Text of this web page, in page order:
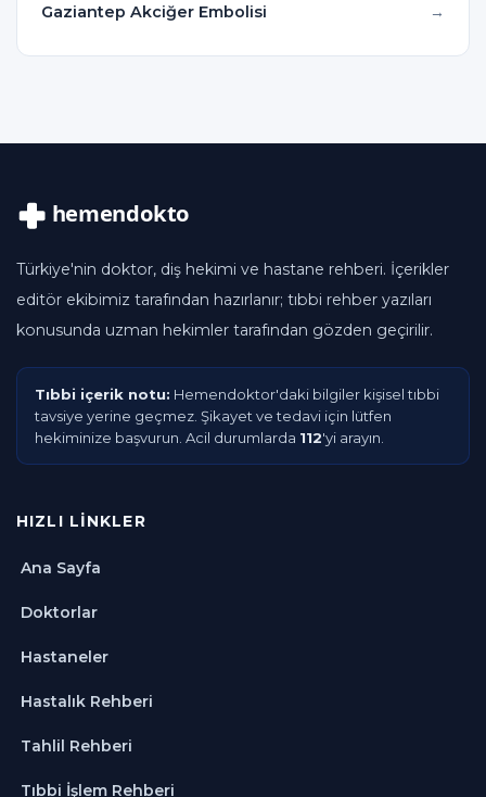
Gaziantep Akciğer Embolisi
Türkiye'nin doktor, diş hekimi ve hastane rehberi. İçerikler
editör ekibimiz tarafından hazırlanır; tıbbi rehber yazıları
konusunda uzman hekimler tarafından gözden geçirilir.
Tıbbi içerik notu: Hemendoktor'daki bilgiler kişisel tıbbi
tavsiye yerine geçmez. Şikayet ve tedavi için lütfen
hekiminize başvurun. Acil durumlarda 112'yi arayın.
HIZLI LINKLER
Ana Sayfa
Doktorlar
Hastaneler
Hastalık Rehberi
Tahlil Rehberi
Tıbbi İşlem Rehberi